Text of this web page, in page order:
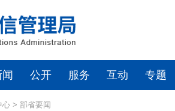
公开 服务 互动 专题
心 > 部省要闻